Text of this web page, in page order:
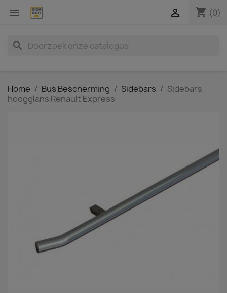
 shopping_cart (0)

search
Home Bus Bescherming Sidebars
Sidebars
hoogglans Renault Express